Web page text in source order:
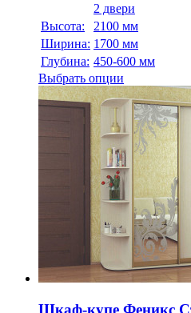
2 двери
Высота:
2100 мм
Ширина: 1700 мм
Глубина: 450-600 мм
Выбрать опции
Шкаф-купе Феникс